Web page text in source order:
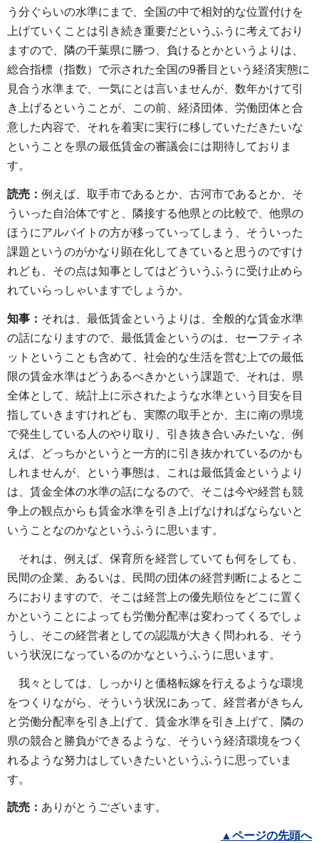
う分ぐらいの水準にまで、全国の中で相対的な位置付けを
上げていくことは引き続き重要だというふうに考えており
ますので、隣の千葉県に勝つ、負けるとかというよりは、
総合指標（指数）で示された全国の9番目という経済実態に
見合う水準まで、一気にとは言いませんが、数年かけて引
き上げるということが、この前、経済団体、労働団体と合
意した内容で、それを着実に実行に移していただきたいな
ということを県の最低賃金の審議会には期待しておりま
す。
読売： 例えば、取手市であるとか、古河市であるとか、そ
ういった自治体ですと、隣接する他県との比較で、他県の
ほうにアルバイトの方が移っていってしまう、そういった
課題というのがかなり顕在化してきていると思うのですけ
れども、その点は知事としてはどういうふうに受け止めら
れていらっしゃいますでしょうか。
知事： それは、最低賃金というよりは、全般的な賃金水準
の話になりますので、最低賃金というのは、セーフティネ
ットということも含めて、社会的な生活を営む上での最低
限の賃金水準はどうあるべきかという課題で、それは、県
全体として、統計上に示されたような水準という目安を目
指していきますけれども、実際の取手とか、主に南の県境
で発生している人のやり取り、引き抜き合いみたいな、例
えば、どっちかというと一方的に引き抜かれているのかも
しれませんが、という事態は、これは最低賃金というより
は、賃金全体の水準の話になるので、そこは今や経営も競
争上の観点からも賃金水準を引き上げなければならないと
いうことなのかなというふうに思います。
それは、例えば、保育所を経営していても何をしても、
民間の企業、あるいは、民間の団体の経営判断によるとこ
ろにおりますので、そこは経営上の優先順位をどこに置く
かということによっても労働分配率は変わってくるでしょ
うし、そこの経営者としての認識が大きく問われる、そう
いう状況になっているのかなというふうに思います。
我々としては、しっかりと価格転嫁を行えるような環境
をつくりながら、そういう状況にあって、経営者がきちん
と労働分配率を引き上げて、賃金水準を引き上げて、隣の
県の競合と勝負ができるような、そういう経済環境をつく
れるような努力はしていきたいというふうに思っていま
す。
読売： ありがとうございます。
▲ ページの先頭へ